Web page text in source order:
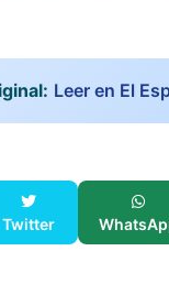
Leer en El
Twitter